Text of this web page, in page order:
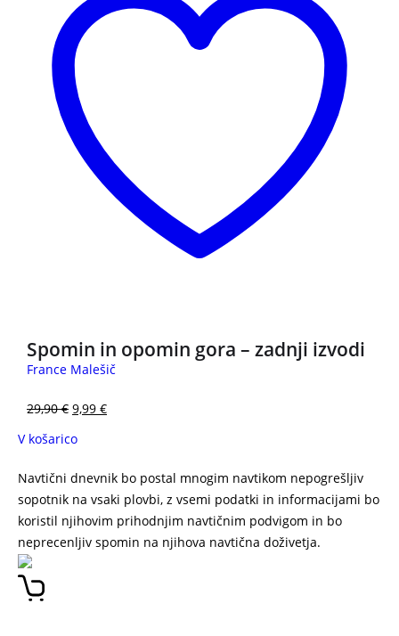
Spomin in opomin gora – zadnji izvodi
France Malešič
29,90€ 9,99 €
V košarico
Navtični dnevnik bo postal mnogim navtikom nepogrešljiv
sopotnik na vsaki plovbi, z vsemi podatki in informacijami bo
koristil njihovim prihodnjim navtičnim podvigom in bo
neprecenljiv spomin na njihova navtična doživetja.